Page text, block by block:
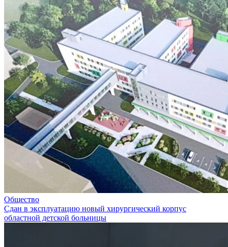
Общество
Сдан в эксплуатацию новый хирургический корпус
областной детской больницы